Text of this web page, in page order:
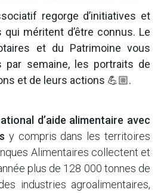
regorge d’initiatives et
qui méritent d’être connus. Le
et du Patrimoine vous
par semaine, les portraits de
et de leurs actions 💪🏼.
d’aide alimentaire avec
y compris dans les territoires
Alimentaires collectent et
plus de 128 000 tonnes de
industries agroalimentaires,